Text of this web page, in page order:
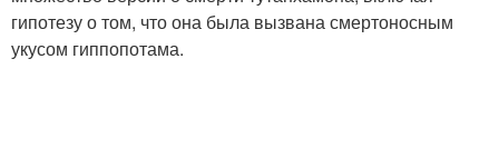
гипотезу о том, что она была вызвана смертоносным
укусом гиппопотама.